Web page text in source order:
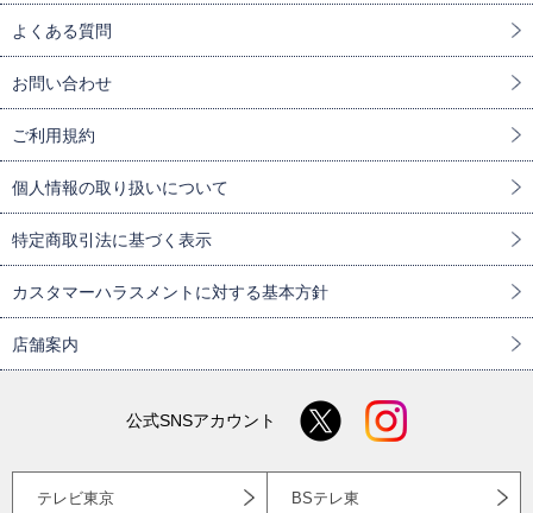
よくある質問
お問い合わせ
ご利用規約
個人情報の取り扱いについて
特定商取引法に基づく表示
カスタマーハラスメントに対する基本方針
店舗案内
公式SNSアカウント
テレビ東京 BSテレ東